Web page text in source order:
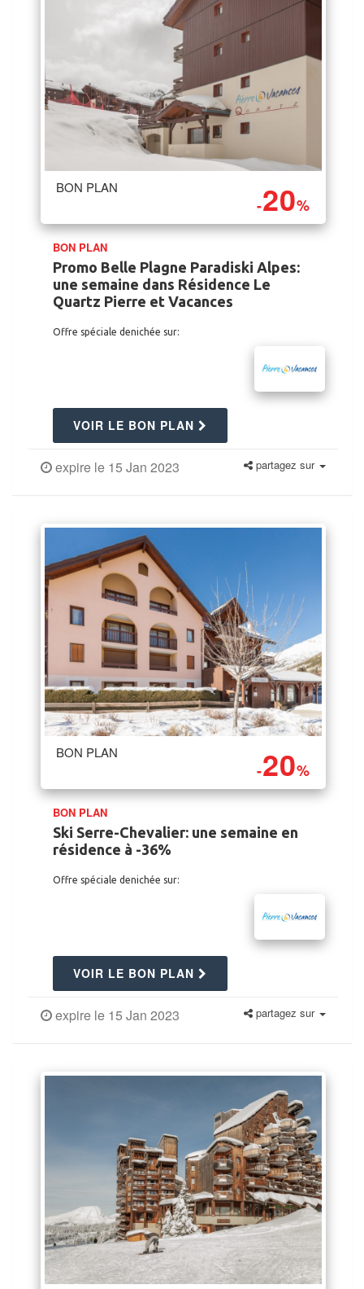
BON PLAN
-20%
BON PLAN
Promo Belle Plagne Paradiski Alpes:
une semaine dans Résidence Le
Quartz Pierre et Vacances
Offre spéciale denichée sur:
VOIR LE BON PLAN
expire le 15 Jan 2023 partagez sur
BON PLAN
-20%
BON PLAN
Ski Serre-Chevalier: une semaine en
résidence à -36%
Offre spéciale denichée sur:
VOIR LE BON PLAN
expire le 15 Jan 2023 partagez sur